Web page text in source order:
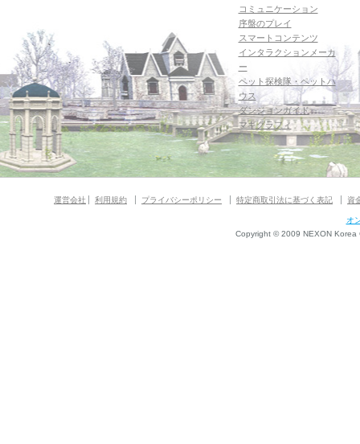
コミュニケーション
序盤のプレイ
スマートコンテンツ
インタラクションメーカ
ー
ペット探検隊・ペットハ
ウス
ダンジョンガイド
マギグラフィ
運営会社 利用規約 プライバシーポリシー 特定商取引法に基づく表記 資
オ
Copyright © 2009 NEXON Korea